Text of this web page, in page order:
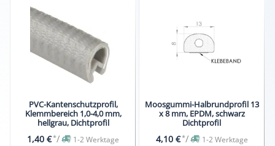
PVC-Kantenschutzprofil,
Klemmbereich 1,0-4,0 mm,
hellgrau, Dichtprofil
1,40 €*/ 1-2 Werktage
Moosgummi-Halbrundprofil 13
x 8 mm, EPDM, schwarz
Dichtprofil
4,10 €*/ 1-2 Werktage